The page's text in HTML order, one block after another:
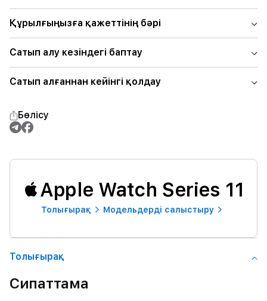
Құрылғыңызға қажеттінің бәрі
Сатып алу кезіндегі баптау
Сатып алғаннан кейінгі қолдау
Бөлісу
Apple Watch Series 11
Толығырақ Модельдерді салыстыру
Толығырақ
Сипаттама